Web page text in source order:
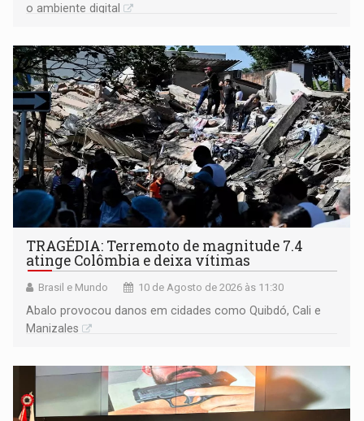
o ambiente digital
TRAGÉDIA: Terremoto de magnitude 7.4
atinge Colômbia e deixa vítimas
Brasil e Mundo 10 de Agosto de 2026 às 11:30
Abalo provocou danos em cidades como Quibdó, Cali e
Manizales